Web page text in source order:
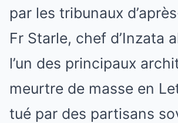
par les tribunaux
Fr Starle, chef d’Inzata
l’un des principaux
meurtre de masse en
tué par des partisans